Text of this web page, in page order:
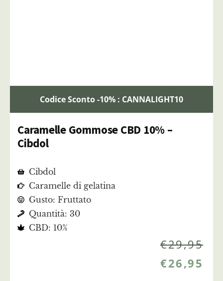
Codice Sconto -10% : CANNALIGHT10
Caramelle Gommose CBD 10% –
Cibdol
Cibdol
Caramelle di gelatina
Gusto: Fruttato
Quantità: 30
CBD: 10%
€29,95
€26,95